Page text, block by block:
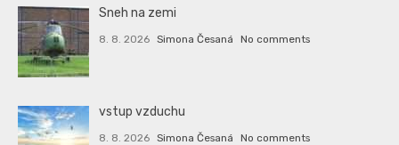
Sneh na zemi
8. 8. 2026 Simona Česaná No comments
vstup vzduchu
8. 8. 2026 Simona Česaná No comments